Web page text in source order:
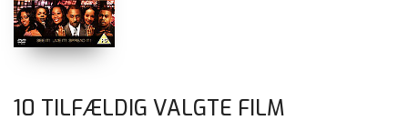
10 TILFÆLDIG VALGTE FILM